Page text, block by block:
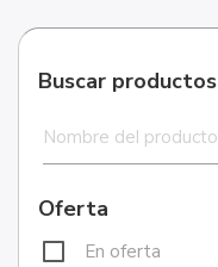
Buscar productos
Oferta
En oferta